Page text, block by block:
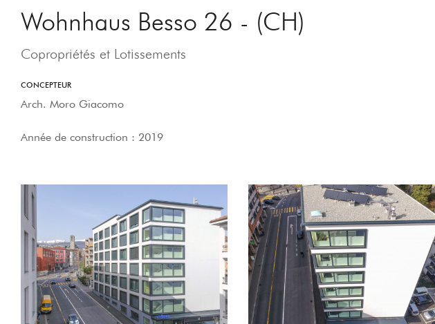
Wohnhaus Besso 26 - (CH)
Copropriétés et Lotissements
CONCEPTEUR
Arch. Moro Giacomo
Année de construction : 2019